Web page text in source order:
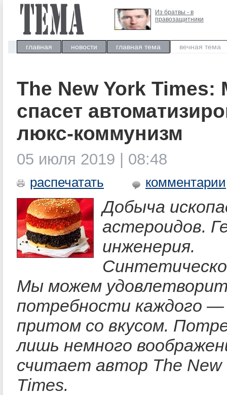
Из братвы - в
правозащитники
главная новости главная тема вечная тема
The New York Times:
спасет
люкс-коммунизм
05 июля 2019 | 08:48
распечатать комментарии
Добыча
астероидов.
инженерия.
Мы можем
потребности каждого —
притом со вкусом.
лишь немного
считает автор The New
Times.